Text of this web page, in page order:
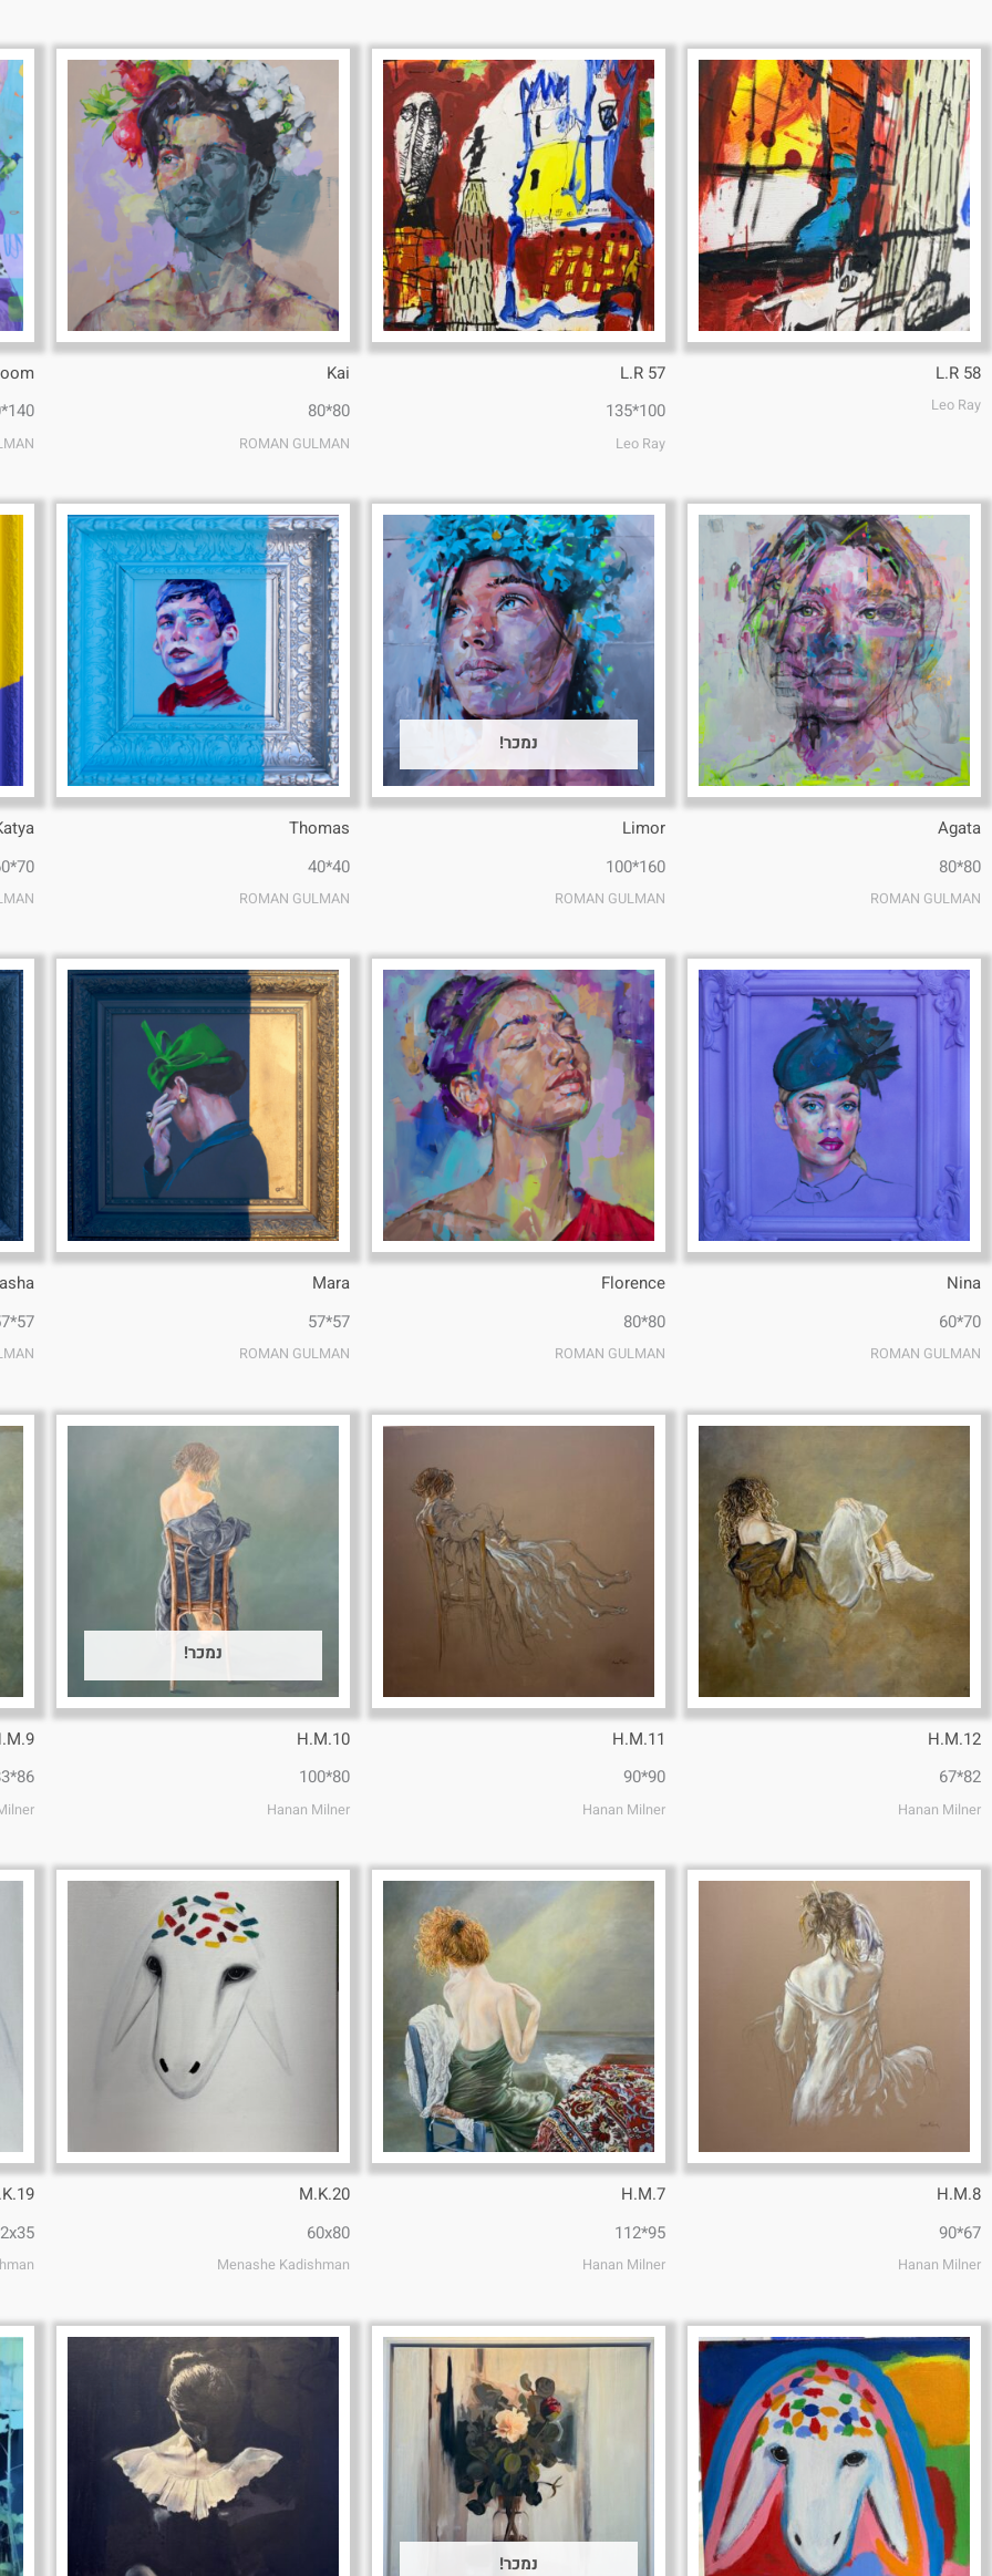
L.R 58
Leo Ray
L.R 57
100*135
Leo Ray
Kai
80*80
ROMAN GULMAN
140*80
Agata
80*80
ROMAN GULMAN
נמכר!
Limor
160*100
ROMAN GULMAN
Thomas
40*40
ROMAN GULMAN
70*60
Nina
70*60
ROMAN GULMAN
Florence
80*80
ROMAN GULMAN
Mara
57*57
ROMAN GULMAN
57*57
H.M.12
82*67
Hanan Milner
H.M.11
90*90
Hanan Milner
נמכר!
H.M.10
80*100
Hanan Milner
86*83
H.M.8
67*90
Hanan Milner
H.M.7
95*112
Hanan Milner
M.K.20
60x80
Menashe Kadishman
נמכר!